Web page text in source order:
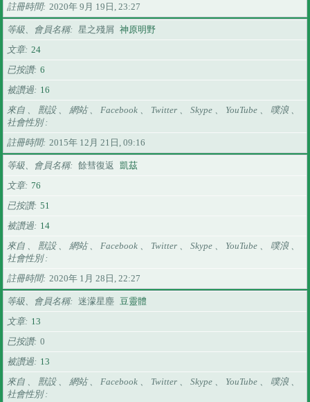
註冊時間
2020年 9月 19日, 23:27
等級、會員名稱 星之殘屑 神原明野
文章 24
已按讚 6
被讚過
16
來自 、 獸設 、 網站 、 Facebook 、 Twitter 、 Skype 、 YouTube 、 噗浪 、
社會性別
註冊時間
2015年 12月 21日, 09:16
等級、會員名稱 餘彗復返
凱茲
文章 76
已按讚 51
被讚過
14
來自 、 獸設 、 網站 、 Facebook 、 Twitter 、 Skype 、 YouTube 、 噗浪 、
社會性別
註冊時間
2020年 1月 28日, 22:27
等級、會員名稱 迷濛星塵 豆靈體
文章
13
已按讚 0
被讚過
13
來自 、 獸設 、 網站 、 Facebook 、 Twitter 、 Skype 、 YouTube 、 噗浪 、
社會性別